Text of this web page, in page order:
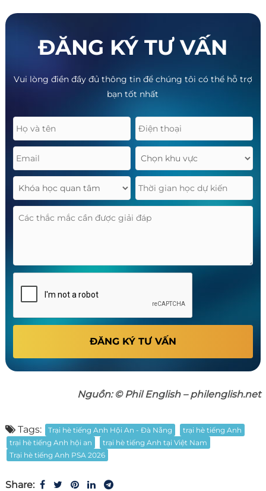
ĐĂNG KÝ TƯ VẤN
Vui lòng điền đầy đủ thông tin để chúng tôi có thể hỗ trợ
bạn tốt nhất
ĐĂNG KÝ TƯ VẤN
Nguồn: © Phil English – philenglish.net
Tags: Trại hè tiếng Anh Hội An - Đà Nẵng
trại hè tiếng Anh
trại hè tiếng Anh hội an
trại hè tiếng Anh tại Việt Nam
Trại hè tiếng Anh PSA 2026
Share: